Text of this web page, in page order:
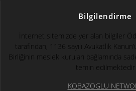
Bilgilendirme
İnternet sitemizde yer alan bilgiler
tarafından, 1136 sayılı Avukatlık
Birliğinin meslek kuruları bağlamında
temin edilmektedir
KOBAZOGLU